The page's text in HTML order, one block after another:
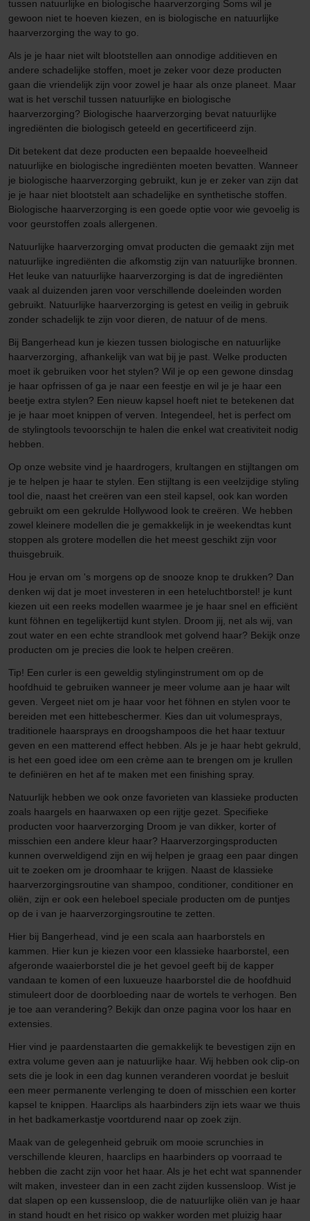
tussen natuurlijke en biologische haarverzorging Soms wil je
gewoon niet te hoeven kiezen, en is biologische en natuurlijke
haarverzorging the way to go.
Als je je haar niet wilt blootstellen aan onnodige additieven en
andere schadelijke stoffen, moet je zeker voor deze producten
gaan die vriendelijk zijn voor zowel je haar als onze planeet. Maar
wat is het verschil tussen natuurlijke en biologische
haarverzorging? Biologische haarverzorging bevat natuurlijke
ingrediënten die biologisch geteeld en gecertificeerd zijn.
Dit betekent dat deze producten een bepaalde hoeveelheid
natuurlijke en biologische ingrediënten moeten bevatten. Wanneer
je biologische haarverzorging gebruikt, kun je er zeker van zijn dat
je je haar niet blootstelt aan schadelijke en synthetische stoffen.
Biologische haarverzorging is een goede optie voor wie gevoelig is
voor geurstoffen zoals allergenen.
Natuurlijke haarverzorging omvat producten die gemaakt zijn met
natuurlijke ingrediënten die afkomstig zijn van natuurlijke bronnen.
Het leuke van natuurlijke haarverzorging is dat de ingrediënten
vaak al duizenden jaren voor verschillende doeleinden worden
gebruikt. Natuurlijke haarverzorging is getest en veilig in gebruik
zonder schadelijk te zijn voor dieren, de natuur of de mens.
Bij Bangerhead kun je kiezen tussen biologische en natuurlijke
haarverzorging, afhankelijk van wat bij je past. Welke producten
moet ik gebruiken voor het stylen? Wil je op een gewone dinsdag
je haar opfrissen of ga je naar een feestje en wil je je haar een
beetje extra stylen? Een nieuw kapsel hoeft niet te betekenen dat
je je haar moet knippen of verven. Integendeel, het is perfect om
de stylingtools tevoorschijn te halen die enkel wat creativiteit nodig
hebben.
Op onze website vind je haardrogers, krultangen en stijltangen om
je te helpen je haar te stylen. Een stijltang is een veelzijdige styling
tool die, naast het creëren van een steil kapsel, ook kan worden
gebruikt om een gekrulde Hollywood look te creëren. We hebben
zowel kleinere modellen die je gemakkelijk in je weekendtas kunt
stoppen als grotere modellen die het meest geschikt zijn voor
thuisgebruik.
Hou je ervan om 's morgens op de snooze knop te drukken? Dan
denken wij dat je moet investeren in een heteluchtborstel! je kunt
kiezen uit een reeks modellen waarmee je je haar snel en efficiënt
kunt föhnen en tegelijkertijd kunt stylen. Droom jij, net als wij, van
zout water en een echte strandlook met golvend haar? Bekijk onze
producten om je precies die look te helpen creëren.
Tip! Een curler is een geweldig stylinginstrument om op de
hoofdhuid te gebruiken wanneer je meer volume aan je haar wilt
geven. Vergeet niet om je haar voor het föhnen en stylen voor te
bereiden met een hittebeschermer. Kies dan uit volumesprays,
traditionele haarsprays en droogshampoos die het haar textuur
geven en een matterend effect hebben. Als je je haar hebt gekruld,
is het een goed idee om een crème aan te brengen om je krullen
te definiëren en het af te maken met een finishing spray.
Natuurlijk hebben we ook onze favorieten van klassieke producten
zoals haargels en haarwaxen op een rijtje gezet. Specifieke
producten voor haarverzorging Droom je van dikker, korter of
misschien een andere kleur haar? Haarverzorgingsproducten
kunnen overweldigend zijn en wij helpen je graag een paar dingen
uit te zoeken om je droomhaar te krijgen. Naast de klassieke
haarverzorgingsroutine van shampoo, conditioner, conditioner en
oliën, zijn er ook een heleboel speciale producten om de puntjes
op de i van je haarverzorgingsroutine te zetten.
Hier bij Bangerhead, vind je een scala aan haarborstels en
kammen. Hier kun je kiezen voor een klassieke haarborstel, een
afgeronde waaierborstel die je het gevoel geeft bij de kapper
vandaan te komen of een luxueuze haarborstel die de hoofdhuid
stimuleert door de doorbloeding naar de wortels te verhogen. Ben
je toe aan verandering? Bekijk dan onze pagina voor los haar en
extensies.
Hier vind je paardenstaarten die gemakkelijk te bevestigen zijn en
extra volume geven aan je natuurlijke haar. Wij hebben ook clip-on
sets die je look in een dag kunnen veranderen voordat je besluit
een meer permanente verlenging te doen of misschien een korter
kapsel te knippen. Haarclips als haarbinders zijn iets waar we thuis
in het badkamerkastje voortdurend naar op zoek zijn.
Maak van de gelegenheid gebruik om mooie scrunchies in
verschillende kleuren, haarclips en haarbinders op voorraad te
hebben die zacht zijn voor het haar. Als je het echt wat spannender
wilt maken, investeer dan in een zacht zijden kussensloop. Wist je
dat slapen op een kussensloop, die de natuurlijke oliën van je haar
in stand houdt en het risico op wakker worden met pluizig haar